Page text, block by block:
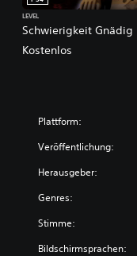
Schwierigkeit Gnädig
LEVEL
Kostenlos
Plattform:
Veröffentlichung:
Herausgeber:
Genres:
Stimme:
Bildschirmsprachen: